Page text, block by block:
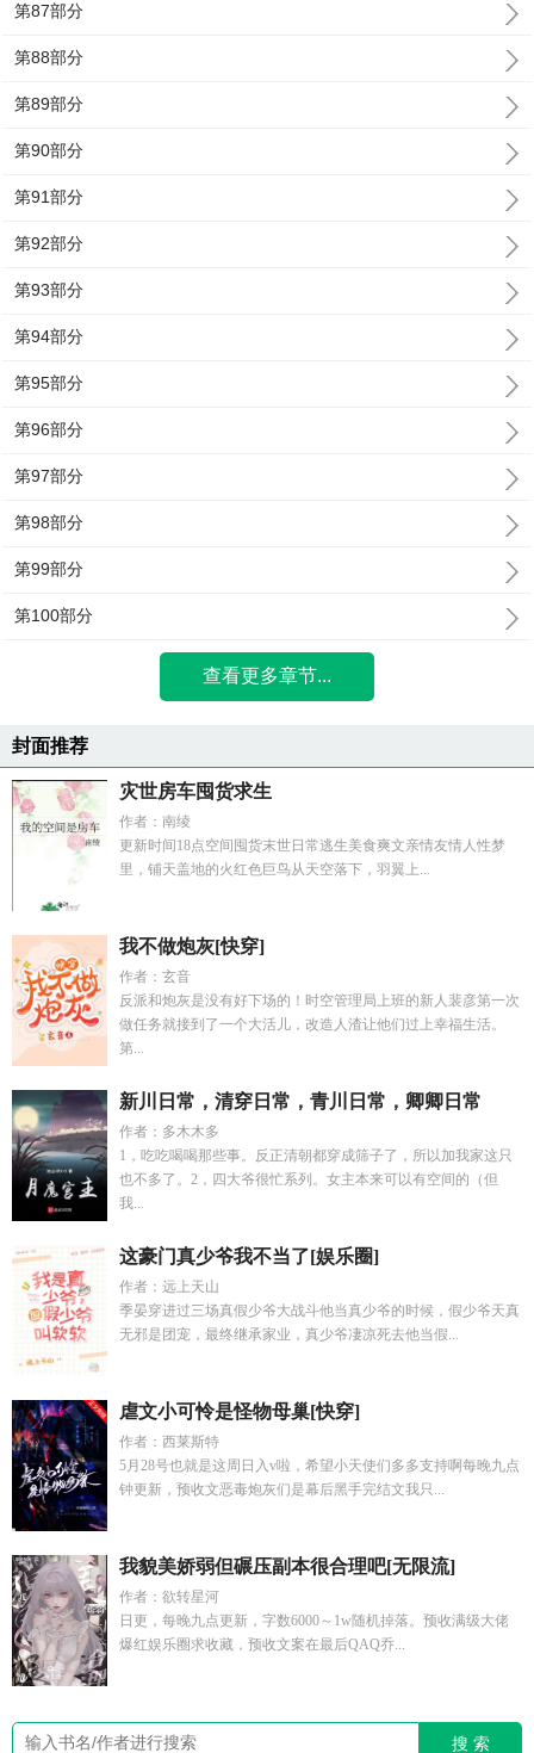
第87部分
第88部分
第89部分
第90部分
第91部分
第92部分
第93部分
第94部分
第95部分
第96部分
第97部分
第98部分
第99部分
第100部分
查看更多章节...
封面推荐
灾世房车囤货求生
作者：南绫
更新时间18点空间囤货末世日常逃生美食爽文亲情友情人性梦
里，铺天盖地的火红色巨鸟从天空落下，羽翼上...
我不做炮灰[快穿]
作者：玄音
反派和炮灰是没有好下场的！时空管理局上班的新人裴彦第一次
做任务就接到了一个大活儿，改造人渣让他们过上幸福生活。
第...
新川日常，清穿日常，青川日常，卿卿日常
作者：多木木多
1，吃吃喝喝那些事。反正清朝都穿成筛子了，所以加我家这只
也不多了。2，四大爷很忙系列。女主本来可以有空间的（但
我...
这豪门真少爷我不当了[娱乐圈]
作者：远上天山
季晏穿进过三场真假少爷大战斗他当真少爷的时候，假少爷天真
无邪是团宠，最终继承家业，真少爷凄凉死去他当假...
虐文小可怜是怪物母巢[快穿]
作者：西莱斯特
5月28号也就是这周日入v啦，希望小天使们多多支持啊每晚九点
钟更新，预收文恶毒炮灰们是幕后黑手完结文我只...
我貌美娇弱但碾压副本很合理吧[无限流]
作者：欲转星河
日更，每晚九点更新，字数6000～1w随机掉落。预收满级大佬
爆红娱乐圈求收藏，预收文案在最后QAQ乔...
搜 索